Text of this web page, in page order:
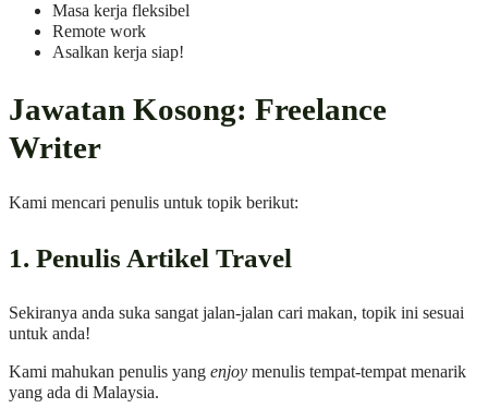
Masa kerja fleksibel
Remote work
Asalkan kerja siap!
Jawatan Kosong: Freelance
Writer
Kami mencari penulis untuk topik berikut:
1. Penulis Artikel Travel
Sekiranya anda suka sangat jalan-jalan cari makan, topik ini sesuai
untuk anda!
Kami mahukan penulis yang enjoy menulis tempat-tempat menarik
yang ada di Malaysia.